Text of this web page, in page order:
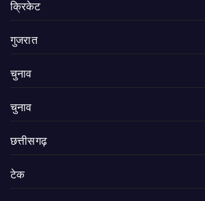
क्रिकेट
गुजरात
चुनाव
चुनाव
छत्तीसगढ़
टेक